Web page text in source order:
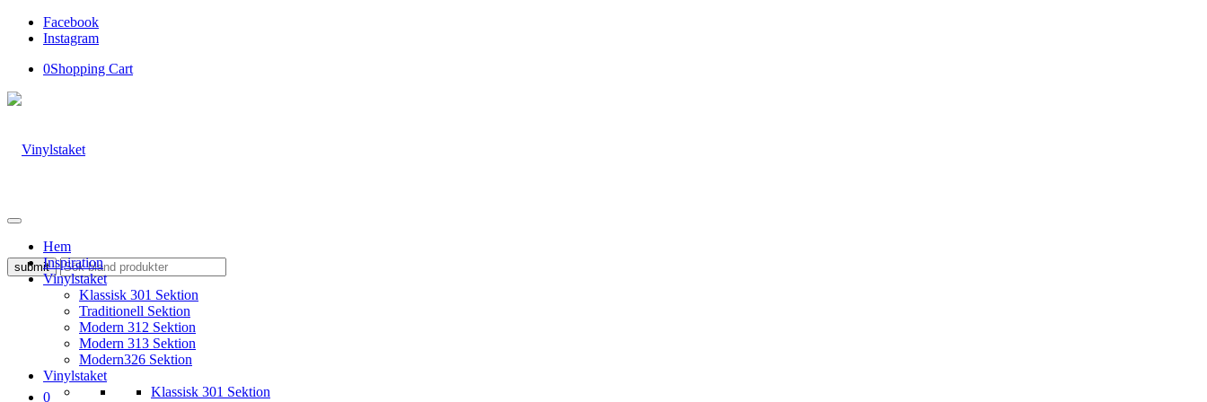
Facebook
Instagram
0Shopping Cart
0
Hem
Inspiration
Vinylstaket
Klassisk 301 Sektion
Traditionell Sektion
Modern 312 Sektion
Modern 313 Sektion
Modern326 Sektion
Vinylstaket
Klassisk 301 Sektion